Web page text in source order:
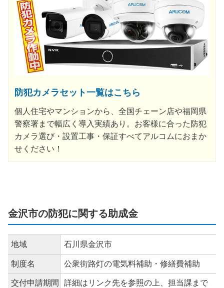
防犯カメラセット一覧はこちら
個人住宅やマンションから、全国チェーン店や福岡県
警察署まで幅広く導入実績あり。お客様に合った防犯
カメラ選び・設置工事・保証すべてアルコムにおまか
せください！
金沢市の防犯に関する助成金
地域 石川県金沢市
制度名 公衆街路灯の電気料補助・修繕費補助
交付申請期間
詳細はリンク先を参照の上、担当課まで